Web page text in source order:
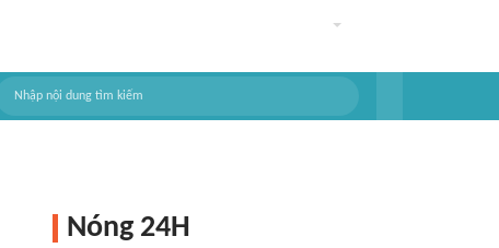
Nóng 24H